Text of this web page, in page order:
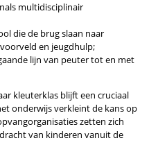
multidisciplinair
die de brug slaan naar
en jeugdhulp;
lijn van peuter tot en met
kleuterklas blijft een cruciaal
onderwijs verkleint de kans op
zetten zich
van kinderen vanuit de